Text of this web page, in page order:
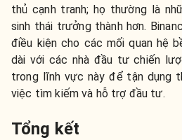
thủ cạnh tranh; họ thường là
sinh thái trưởng thành hơn.
điều kiện cho các mối quan hệ
dài với các nhà đầu tư chiến
trong lĩnh vực này để tận dụng
việc tìm kiếm và hỗ trợ đầu tư.
Tổng kết